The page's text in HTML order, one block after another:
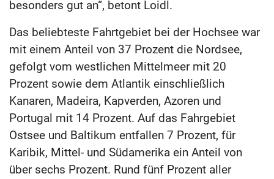
besonders gut an“, betont Loidl.
Das beliebteste Fahrtgebiet bei der Hochsee war
mit einem Anteil von 37 Prozent die Nordsee,
gefolgt vom westlichen Mittelmeer mit 20
Prozent sowie dem Atlantik einschließlich
Kanaren, Madeira, Kapverden, Azoren und
Portugal mit 14 Prozent. Auf das Fahrgebiet
Ostsee und Baltikum entfallen 7 Prozent, für
Karibik, Mittel- und Südamerika ein Anteil von
über sechs Prozent. Rund fünf Prozent aller